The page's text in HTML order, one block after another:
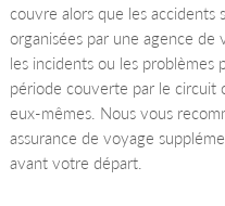
couvre alors que les accidents
organisées par une agence de
les incidents ou les problèmes
période couverte par le circuit
eux-mêmes. Nous vous
assurance de voyage
avant votre départ.